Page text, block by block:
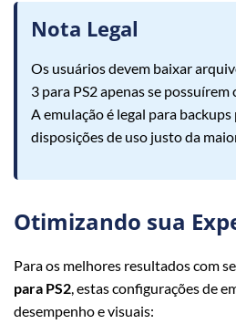
Nota Legal
Os usuários devem baixar
3 para PS2 apenas se
A emulação é legal para backups
disposições de uso justo da
Otimizando sua
Para os melhores resultados com
para PS2, estas configurações de
desempenho e visuais: